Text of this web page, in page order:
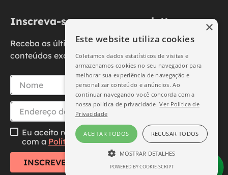
Inscreva-se na nossa newsletter
Receba as últimas novidades, promoções e
conteúdos exclusivos diretamente no seu e-mail.
Eu aceito receber essa newsletter, li e concordo
com a Política de Privacidade
INSCREVER-SE
Este website utiliza cookies
Coletamos dados estatísticos de visitas e
armazenamos cookies no seu navegador para
melhorar sua experiência de navegação e
personalizar conteúdo e anúncios. Ao
continuar navegando você concorda com a
nossa política de privacidade.Ver Política de
Privacidade
ACEITAR TODOS RECUSAR TODOS
MOSTRAR DETALHES
ESTRITAMENTE NECESSÁRIO
POWERED BY COOKIE-SCRIPT
×